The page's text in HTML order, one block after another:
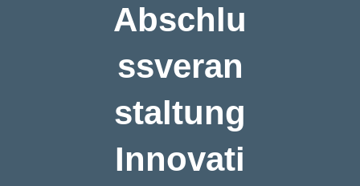
N
V
A
T
O
N
Abschlu
ssveran
staltung
Innovati